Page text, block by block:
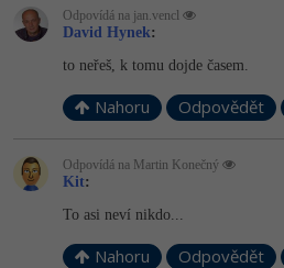
Odpovídá na jan.vencl
David Hynek:
to neřeš, k tomu dojde časem.
Nahoru Odpovědět
Odpovídá na Martin Konečný
Kit:
To asi neví nikdo...
Nahoru Odpovědět